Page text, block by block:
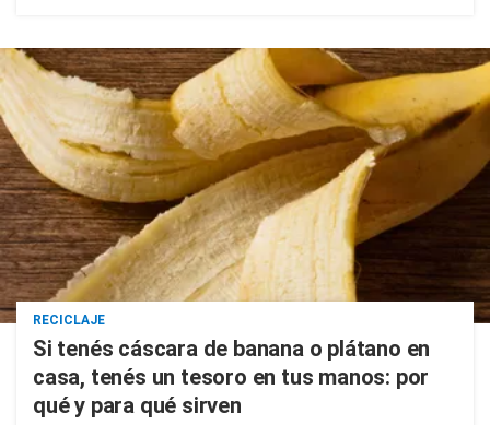
RECICLAJE
Si tenés cáscara de banana o plátano en
casa, tenés un tesoro en tus manos: por
qué y para qué sirven